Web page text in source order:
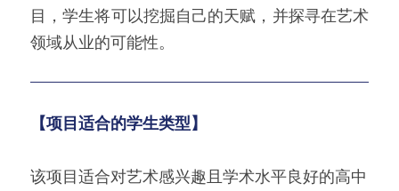
目，学生将可以挖掘自己的天赋，并探寻在艺术
领域从业的可能性。
【项目适合的学生类型】
该项目适合对艺术感兴趣且学术水平良好的高中